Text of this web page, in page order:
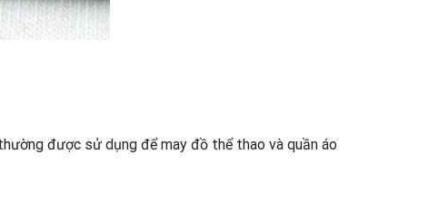
được sử dụng để may đồ thể thao và quần áo